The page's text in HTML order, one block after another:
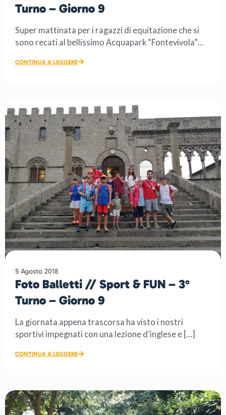
Turno – Giorno 9
Super mattinata per i ragazzi di equitazione che si
sono recati al bellissimo Acquapark “Fontevivola”
CONTINUA A LEGGERE
5 Agosto 2018
Foto Balletti // Sport & FUN – 3°
Turno – Giorno 9
La giornata appena trascorsa ha visto i nostri
sportivi impegnati con una lezione d’inglese e […]
CONTINUA A LEGGERE